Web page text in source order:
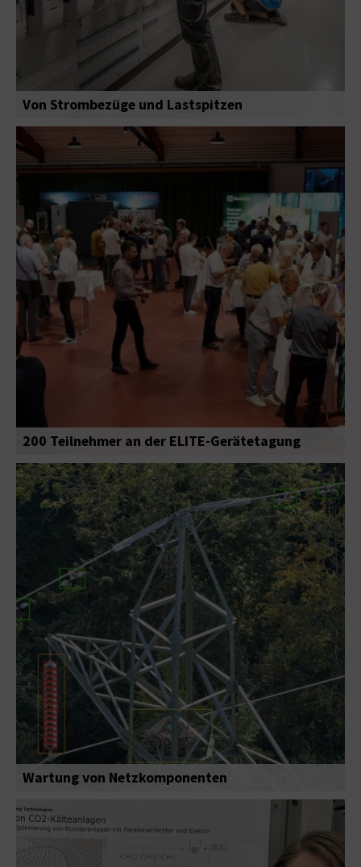
Von Strombezüge und Lastspitzen
200 Teilnehmer an der ELITE-Gerätetagung
Wartung von Netzkomponenten